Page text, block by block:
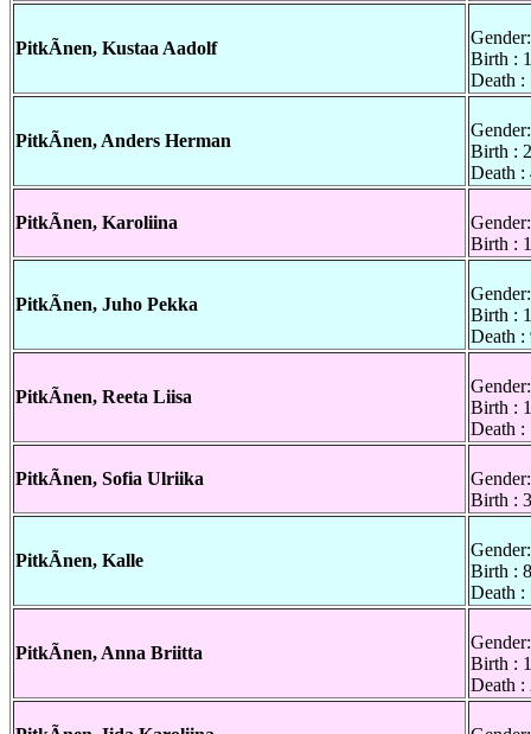
PitkÃnen, Kustaa Aadolf
Birth :
Death :
PitkÃnen, Anders Herman
Birth :
Death :
PitkÃnen, Karoliina
Birth :
PitkÃnen, Juho Pekka
Birth :
Death :
PitkÃnen, Reeta Liisa
Birth :
Death :
PitkÃnen, Sofia Ulriika
Birth :
PitkÃnen, Kalle
Birth :
Death :
PitkÃnen, Anna Briitta
Birth :
Death :